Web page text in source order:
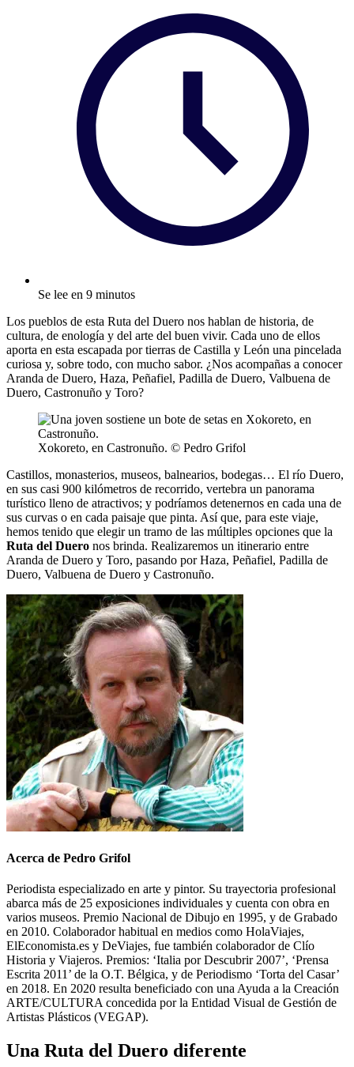
Se lee en 9 minutos
Los pueblos de esta Ruta del Duero nos hablan de historia, de
cultura, de enología y del arte del buen vivir. Cada uno de ellos
aporta en esta escapada por tierras de Castilla y León una pincelada
curiosa y, sobre todo, con mucho sabor. ¿Nos acompañas a conocer
Aranda de Duero, Haza, Peñafiel, Padilla de Duero, Valbuena de
Duero, Castronuño y Toro?
Xokoreto, en Castronuño. © Pedro Grifol
Castillos, monasterios, museos, balnearios, bodegas… El río Duero,
en sus casi 900 kilómetros de recorrido, vertebra un panorama
turístico lleno de atractivos; y podríamos detenernos en cada una de
sus curvas o en cada paisaje que pinta. Así que, para este viaje,
hemos tenido que elegir un tramo de las múltiples opciones que la
Ruta del Duero nos brinda. Realizaremos un itinerario entre
Aranda de Duero y Toro, pasando por Haza, Peñafiel, Padilla de
Duero, Valbuena de Duero y Castronuño.
Acerca de Pedro Grifol
Periodista especializado en arte y pintor. Su trayectoria profesional
abarca más de 25 exposiciones individuales y cuenta con obra en
varios museos. Premio Nacional de Dibujo en 1995, y de Grabado
en 2010. Colaborador habitual en medios como HolaViajes,
ElEconomista.es y DeViajes, fue también colaborador de Clío
Historia y Viajeros. Premios: ‘Italia por Descubrir 2007’, ‘Prensa
Escrita 2011’ de la O.T. Bélgica, y de Periodismo ‘Torta del Casar’
en 2018. En 2020 resulta beneficiado con una Ayuda a la Creación
ARTE/CULTURA concedida por la Entidad Visual de Gestión de
Artistas Plásticos (VEGAP).
Una Ruta del Duero diferente